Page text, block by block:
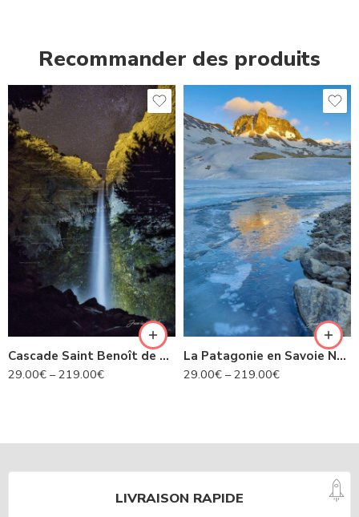
Recommander des produits
Cascade Saint Benoît de nuit- Avrieux N°424
29.00€ –219.00€
La Patagonie en Savoie N°435
29.00€ –219.00€
LIVRAISON RAPIDE